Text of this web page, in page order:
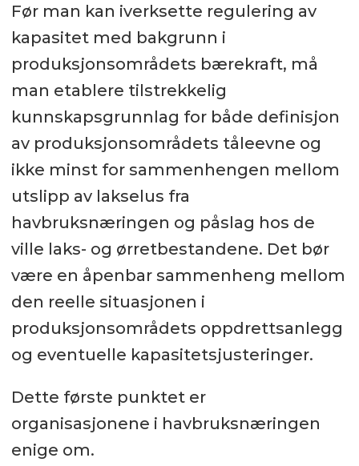
Før man kan iverksette regulering av
kapasitet med bakgrunn i
produksjonsområdets bærekraft, må
man etablere tilstrekkelig
kunnskapsgrunnlag for både definisjon
av produksjonsområdets tåleevne og
ikke minst for sammenhengen mellom
utslipp av lakselus fra
havbruksnæringen og påslag hos de
ville laks- og ørretbestandene. Det bør
være en åpenbar sammenheng mellom
den reelle situasjonen i
produksjonsområdets oppdrettsanlegg
og eventuelle kapasitetsjusteringer.
Dette første punktet er
organisasjonene i havbruksnæringen
enige om.